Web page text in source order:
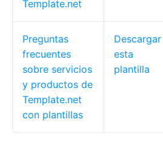
Template.net
Preguntas
frecuentes
sobre servicios
y productos de
Template.net
con plantillas
Descargar
esta
plantilla